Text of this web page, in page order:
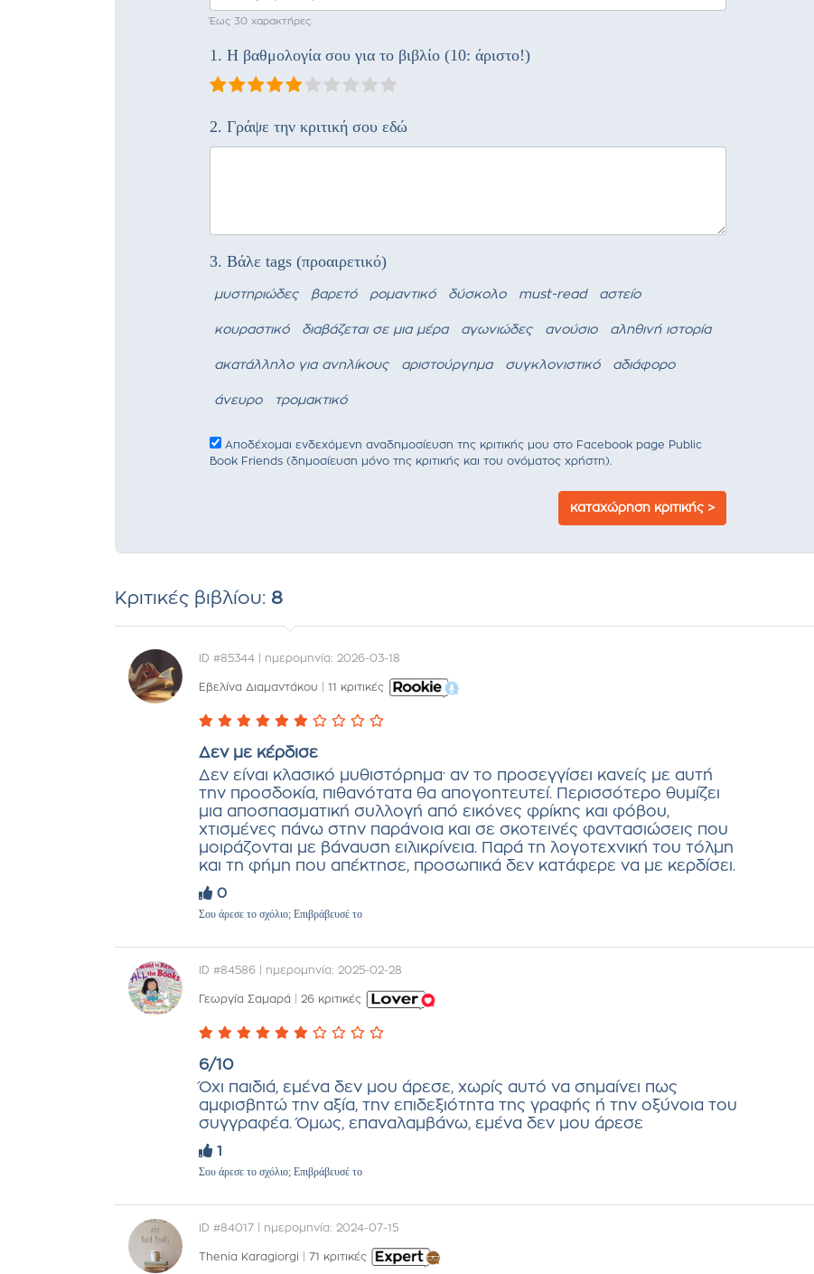
Έως 30 χαρακτήρες.
1. Η βαθμολογία σου για το βιβλίο (10: άριστο!)
2. Γράψε την κριτική σου εδώ
3. Βάλε tags (προαιρετικό)
μυστηριώδες βαρετό ρομαντικό δύσκολο must-read αστείο
κουραστικό διαβάζεται σε μια μέρα αγωνιώδες ανούσιο αληθινή ιστορία
ακατάλληλο για ανηλίκους αριστούργημα συγκλονιστικό αδιάφορο
άνευρο τρομακτικό
Αποδέχομαι ενδεχόμενη αναδημοσίευση της κριτικής μου στο Facebook page Public
Book Friends (δημοσίευση μόνο της κριτικής και του ονόματος χρήστη).
καταχώρηση κριτικής >
Κριτικές βιβλίου: 8
ID #85344 | ημερομηνία: 2026-03-18
Εβελίνα Διαμαντάκου 11 κριτικές
Δεν με κέρδισε
Δεν είναι κλασικό μυθιστόρημα· αν το προσεγγίσει κανείς με αυτή
την προσδοκία, πιθανότατα θα απογοητευτεί. Περισσότερο θυμίζει
μια αποσπασματική συλλογή από εικόνες φρίκης και φόβου,
χτισμένες πάνω στην παράνοια και σε σκοτεινές φαντασιώσεις που
μοιράζονται με βάναυση ειλικρίνεια. Παρά τη λογοτεχνική του τόλμη
και τη φήμη που απέκτησε, προσωπικά δεν κατάφερε να με κερδίσει.
0
Σου άρεσε το σχόλιο; Επιβράβευσέ το
ID #84586 | ημερομηνία: 2025-02-28
Γεωργία Σαμαρά 26 κριτικές
6/10
Όχι παιδιά, εμένα δεν μου άρεσε, χωρίς αυτό να σημαίνει πως
αμφισβητώ την αξία, την επιδεξιότητα της γραφής ή την οξύνοια του
συγγραφέα. Όμως, επαναλαμβάνω, εμένα δεν μου άρεσε
1
Σου άρεσε το σχόλιο; Επιβράβευσέ το
ID #84017 | ημερομηνία: 2024-07-15
Thenia Karagiorgi 71 κριτικές